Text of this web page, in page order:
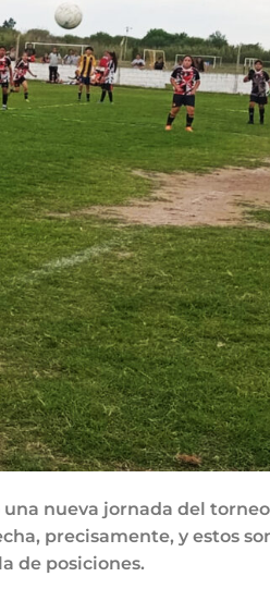
nueva jornada del torneo
precisamente, y estos
de posiciones.